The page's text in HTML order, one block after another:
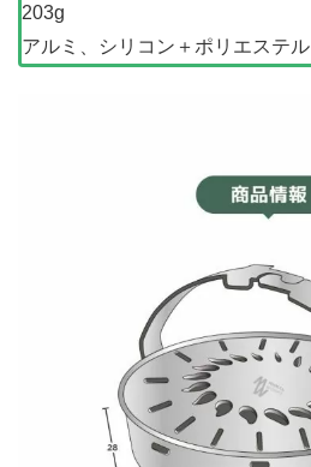
203g
アルミ、シリコン＋ポリエステル